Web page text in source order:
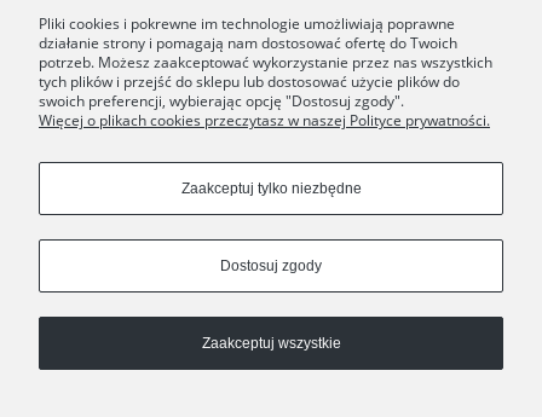
ŚWIAT ORSKA
Dołącz do nas:
Copyrights © 2024 - ORSKA
Pliki cookies i pokrewne im technologie umożliwiają poprawne
działanie strony i pomagają nam dostosować ofertę do Twoich
potrzeb. Możesz zaakceptować wykorzystanie przez nas wszystkich
tych plików i przejść do sklepu lub dostosować użycie plików do
swoich preferencji, wybierając opcję "Dostosuj zgody".
Więcej o plikach cookies przeczytasz w naszej Polityce prywatności.
Zaakceptuj tylko niezbędne
Dostosuj zgody
Zaakceptuj wszystkie